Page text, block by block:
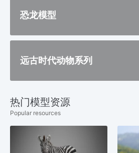
恐龙模型
远古时代动物系列
热门模型资源
Popular resources